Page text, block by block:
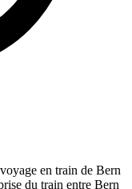
en train de Bern
du train entre Bern